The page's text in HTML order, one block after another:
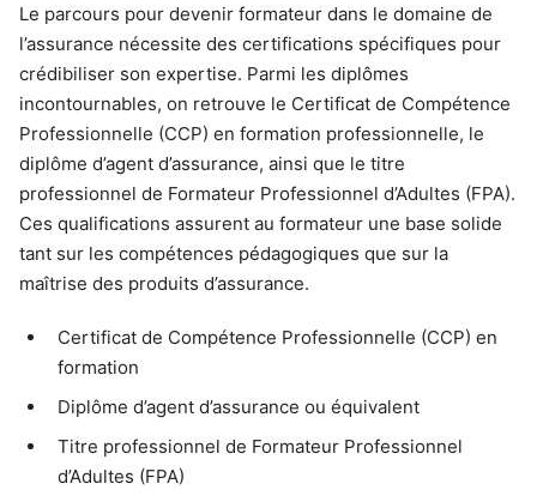
Le parcours pour devenir formateur dans le domaine de
l’assurance nécessite des certifications spécifiques pour
crédibiliser son expertise. Parmi les diplômes
incontournables, on retrouve le Certificat de Compétence
Professionnelle (CCP) en formation professionnelle, le
diplôme d’agent d’assurance, ainsi que le titre
professionnel de Formateur Professionnel d’Adultes (FPA).
Ces qualifications assurent au formateur une base solide
tant sur les compétences pédagogiques que sur la
maîtrise des produits d’assurance.
Certificat de Compétence Professionnelle (CCP) en
formation
Diplôme d’agent d’assurance ou équivalent
Titre professionnel de Formateur Professionnel
d’Adultes (FPA)